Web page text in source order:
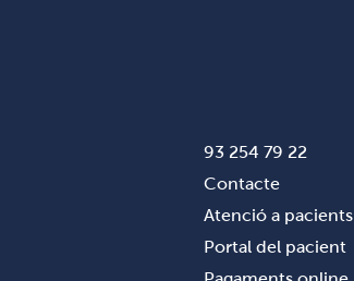
93 254 79 22
Contacte
Atenció a pacients
Portal del pacient